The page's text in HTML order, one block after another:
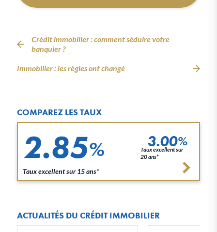
Crédit immobilier : comment séduire votre
banquier ?
Immobilier : les règles ont changé
COMPAREZ LES TAUX
2.85%
Taux excellent sur 15 ans*
3.00%
Taux excellent sur
20 ans*
ACTUALITÉS DU CRÉDIT IMMOBILIER